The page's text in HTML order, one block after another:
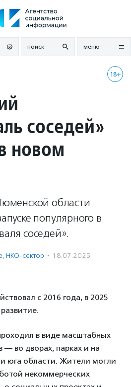
поиск меню
18+
соседей»
новом
области
популярного в
соседей».
, НКО-сектор · 18.07.2025
с 2016 года, в 2025
в виде масштабных
— во дворах, парках и на
юга области. Жители могли
некоммерческих